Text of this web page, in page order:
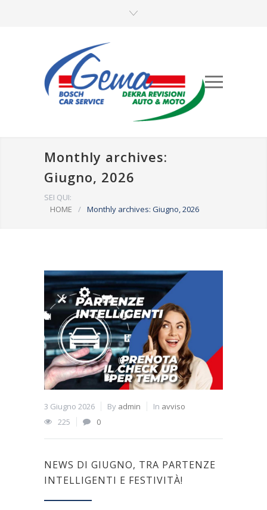
Monthly archives:
Giugno, 2026
SEI QUI:
HOME
/ Monthly archives: Giugno, 2026
3 Giugno 2026 By admin In avviso
225
0
NEWS DI GIUGNO, TRA PARTENZE
INTELLIGENTI E FESTIVITÀ!